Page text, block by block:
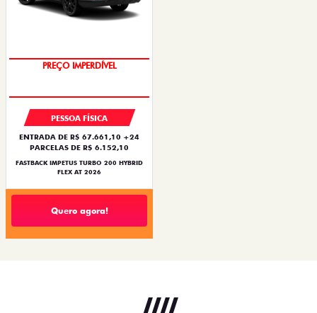
PREÇO IMPERDÍVEL
PESSOA FÍSICA
ENTRADA DE R$ 67.661,10 +24
PARCELAS DE R$ 6.152,10
FASTBACK IMPETUS TURBO 200 HYBRID
FLEX AT 2026
Quero agora!